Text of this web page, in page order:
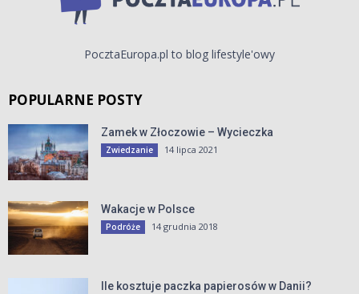
PocztaEuropa.pl to blog lifestyle'owy
POPULARNE POSTY
Zamek w Złoczowie – Wycieczka
Zwiedzanie 14 lipca 2021
Wakacje w Polsce
Podróże 14 grudnia 2018
Ile kosztuje paczka papierosów w Danii?